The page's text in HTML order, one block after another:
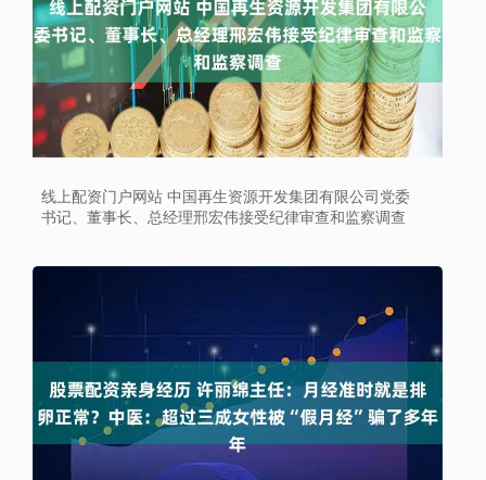
线上配资门户网站 中国再生资源开发集团有限公司党委
书记、董事长、总经理邢宏伟接受纪律审查和监察调查